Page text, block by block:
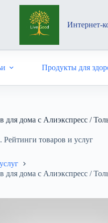
Интернет-
Продукты для
для дома с Алиэкспресс /
Рейтинги товаров и услуг
для дома с Алиэкспресс /